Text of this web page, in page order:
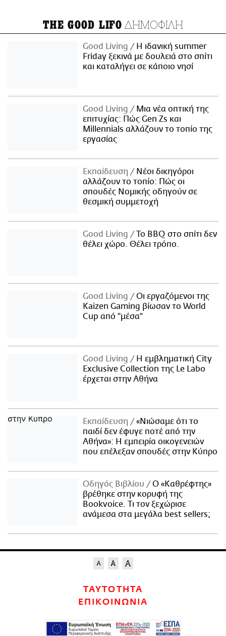
THE GOOD LIFO ΔΗΜΟΦΙΛΗ
Good Living
Η ιδανική summer
Friday ξεκινά με δουλειά στο σπίτι
και καταλήγει σε κάποιο νησί
Good Living
Μια νέα οπτική της
επιτυχίας: Πώς Gen Zs και
Millennials αλλάζουν το τοπίο της
εργασίας
Εκπαίδευση
Νέοι δικηγόροι
αλλάζουν το τοπίο: Πώς οι
σπουδές Νομικής οδηγούν σε
θεσμική συμμετοχή
Good Living
Το BBQ στο σπίτι δεν
θέλει χώρο. Θέλει τρόπο.
Good Living
Οι εργαζόμενοι της
Kaizen Gaming βίωσαν το World
Cup από "μέσα"
Good Living
Η εμβληματική City
Exclusive Collection της Le Labo
έρχεται στην Αθήνα
Εκπαίδευση
«Νιώσαμε ότι το
παιδί δεν έφυγε ποτέ από την
Αθήνα»: Η εμπειρία οικογενειών
που επέλεξαν σπουδές στην Κύπρο
Οδηγός Βιβλίου
Ο «Καθρέφτης»
βρέθηκε στην κορυφή της
Bookvoice. Τι τον ξεχώρισε
ανάμεσα στα μεγάλα best sellers;
ΤΑΥΤΟΤΗΤΑ
ΕΠΙΚΟΙΝΩΝΙΑ